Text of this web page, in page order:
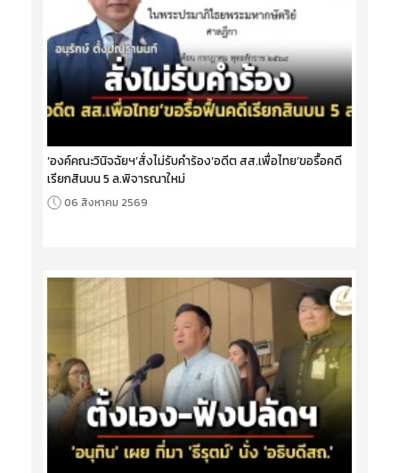
‘องค์คณะวินิจฉัยฯ’สั่งไม่รับคำร้อง‘อดีต สส.เพื่อไทย’ขอรื้อคดี
เรียกสินบน 5 ล.พิจารณาใหม่
06 สิงหาคม 2569